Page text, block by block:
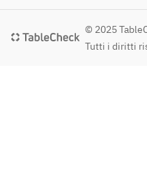
© 2025
Tutti i diritti